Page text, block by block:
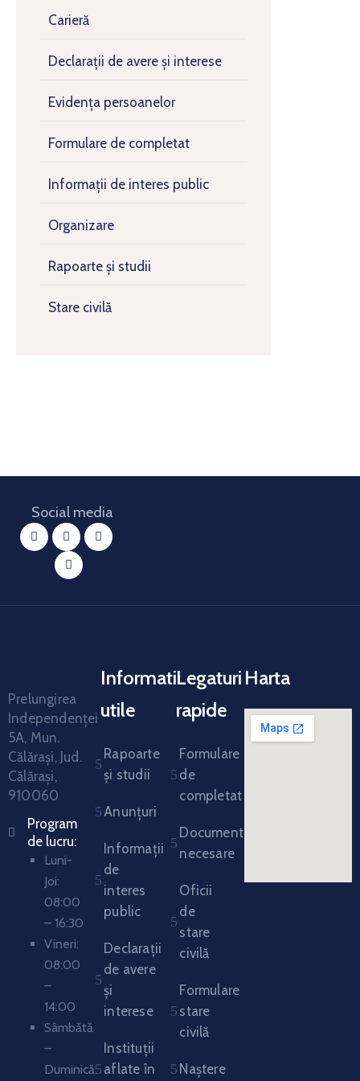
Carieră
Declarații de avere și interese
Evidența persoanelor
Formulare de completat
Informații de interes public
Organizare
Rapoarte și studii
Stare civilă
Social media
Prelungirea
Independenței
5A, Mun.
Călărași, Jud.
Călărași,
910060
Program
de lucru:
Luni-
Joi:
08:00
– 16:30
Vineri:
08:00
–
14:00
Sâmbătă
–
Duminică:
Informatii
utile
Rapoarte
și studii
Anunțuri
Informații
de
interes
public
Declarații
de avere
și
interese
Instituții
aflate în
Legaturi
rapide
Formulare
de
completat
Documente
necesare
Oficii
de
stare
civilă
Formulare
stare
civilă
Naștere
Harta